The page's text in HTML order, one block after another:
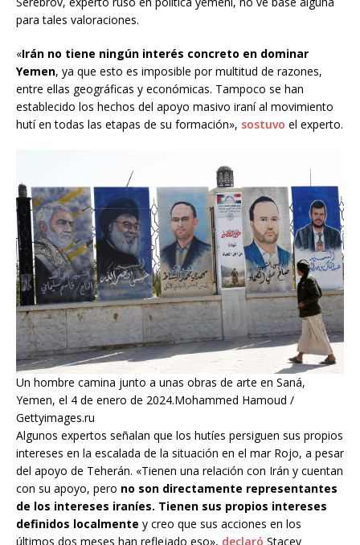
para tales valoraciones.
«Irán no tiene ningún interés concreto en dominar
Yemen, ya que esto es imposible por multitud de razones,
entre ellas geográficas y económicas. Tampoco se han
establecido los hechos del apoyo masivo iraní al movimiento
hutí en todas las etapas de su formación», sostuvo el experto.
Un hombre camina junto a unas obras de arte en Saná,
Yemen, el 4 de enero de 2024.Mohammed Hamoud /
Gettyimages.ru
Algunos expertos señalan que los hutíes persiguen sus propios
intereses en la escalada de la situación en el mar Rojo, a pesar
del apoyo de Teherán. «Tienen una relación con Irán y cuentan
con su apoyo, pero no son directamente representantes
de los intereses iraníes. Tienen sus propios intereses
definidos localmente y creo que sus acciones en los
últimos dos meses han reflejado eso», declaró Stacey